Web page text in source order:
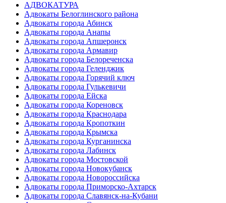
АДВОКАТУРА
Адвокаты Белоглинского района
Адвокаты города Абинск
Адвокаты города Анапы
Адвокаты города Апшеронск
Адвокаты города Армавир
Адвокаты города Белореченска
Адвокаты города Геленджик
Адвокаты города Горячий ключ
Адвокаты города Гулькевичи
Адвокаты города Ейска
Адвокаты города Кореновск
Адвокаты города Краснодара
Адвокаты города Кропоткин
Адвокаты города Крымска
Адвокаты города Курганинска
Адвокаты города Лабинск
Адвокаты города Мостовской
Адвокаты города Новокубанск
Адвокаты города Новороссийска
Адвокаты города Приморско-Ахтарск
Адвокаты города Славянск-на-Кубани